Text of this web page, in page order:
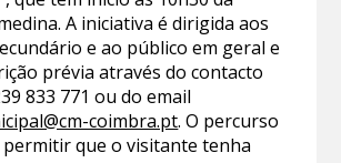
A iniciativa é dirigida aos
e ao público em geral e
prévia através do contacto
833 771 ou do email
coimbra.pt. O percurso
permitir que o visitante tenha